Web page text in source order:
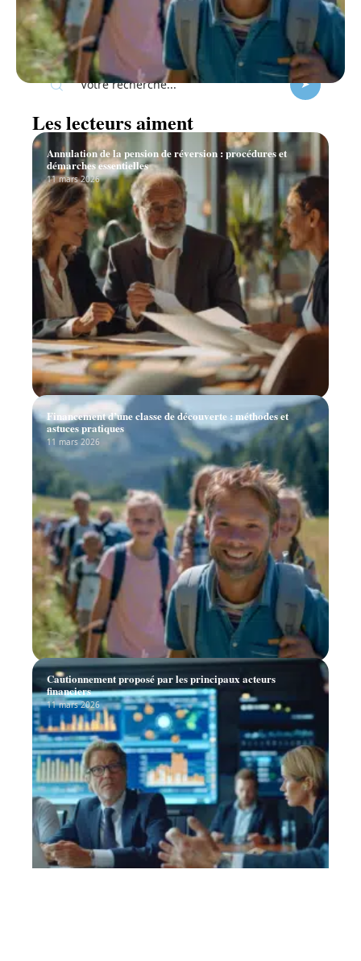
Recherche
Les lecteurs aiment
Annulation de la pension de réversion : procédures et
démarches essentielles
11 mars 2026
Financement d’une classe de découverte : méthodes et
astuces pratiques
11 mars 2026
Cautionnement proposé par les principaux acteurs
financiers
11 mars 2026